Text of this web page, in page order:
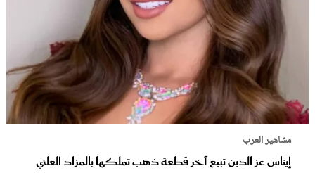
مشاهير العرب
إيناس عز الدين تبيع آخر قطعة ذهب تملكها بالمزاد العلني